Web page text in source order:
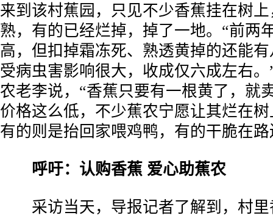
来到该村蕉园，只见不少香蕉挂在树
熟，有的已经烂掉，掉了一地。“前两
高，但扣掉霜冻死、熟透黄掉的还能
受病虫害影响很大，收成仅六成左右
农老李说，“香蕉只要有一根黄了，就
价格这么低，不少蕉农宁愿让其烂在
有的则是抬回家喂鸡鸭，有的干脆在
呼吁：认购香蕉 爱心助蕉农
采访当天，导报记者了解到，村里